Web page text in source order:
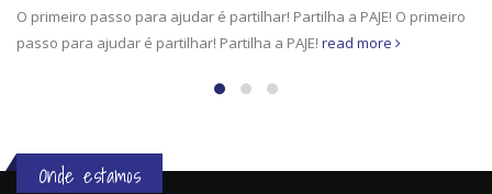
O primeiro passo para ajudar é partilhar! Partilha a PAJE! O primeiro
passo para ajudar é partilhar! Partilha a PAJE! read more
Onde estamos